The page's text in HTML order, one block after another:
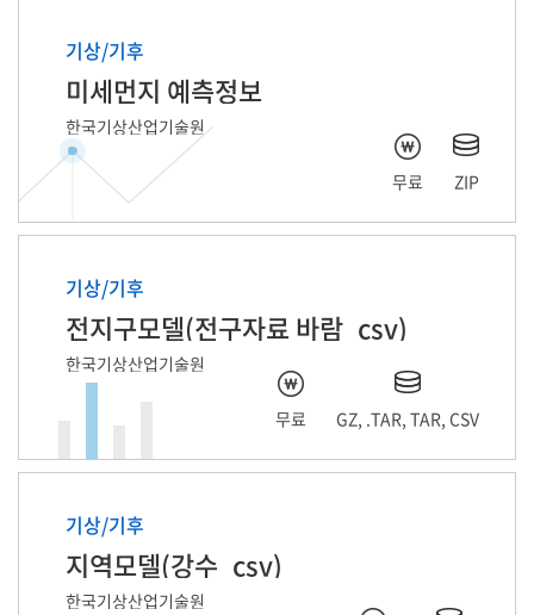
기상/기후
미세먼지 예측정보
한국기상산업기술원
무료 ZIP
기상/기후
전지구모델(전구자료 바람_csv)
한국기상산업기술원
무료 GZ, .TAR, TAR, CSV
기상/기후
지역모델(강수_csv)
한국기상산업기술원